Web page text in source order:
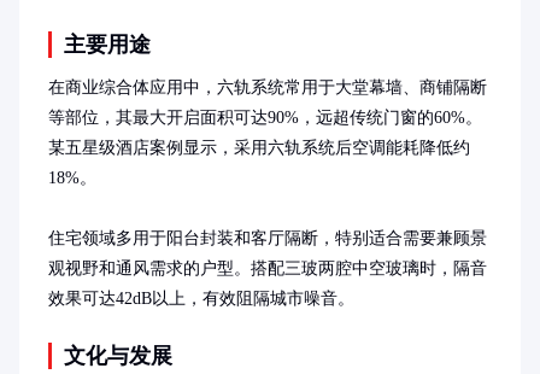
主要用途
在商业综合体应用中，六轨系统常用于大堂幕墙、商铺隔断
等部位，其最大开启面积可达90%，远超传统门窗的60%。
某五星级酒店案例显示，采用六轨系统后空调能耗降低约
18%。
住宅领域多用于阳台封装和客厅隔断，特别适合需要兼顾景
观视野和通风需求的户型。搭配三玻两腔中空玻璃时，隔音
效果可达42dB以上，有效阻隔城市噪音。
文化与发展